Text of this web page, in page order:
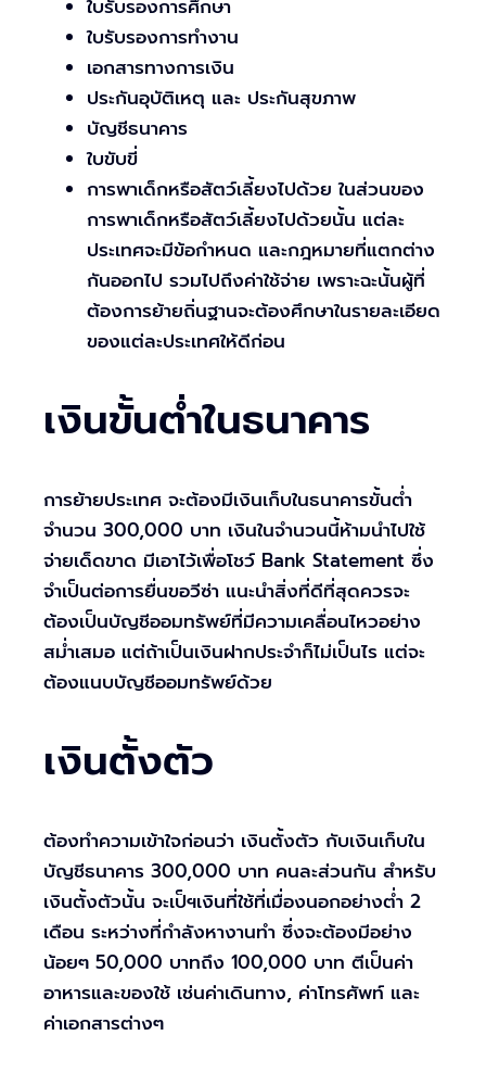
ใบรับรองการศึกษา
ใบรับรองการทำงาน
เอกสารทางการเงิน
ประกันอุบัติเหตุ และ ประกันสุขภาพ
บัญชีธนาคาร
ใบขับขี่
การพาเด็กหรือสัตว์เลี้ยงไปด้วย ในส่วนของ
การพาเด็กหรือสัตว์เลี้ยงไปด้วยนั้น แต่ละ
ประเทศจะมีข้อกำหนด และกฎหมายที่แตกต่าง
กันออกไป รวมไปถึงค่าใช้จ่าย เพราะฉะนั้นผู้ที่
ต้องการย้ายถิ่นฐานจะต้องศึกษาในรายละเอียด
ของแต่ละประเทศให้ดีก่อน
เงินขั้นต่ำในธนาคาร
การย้ายประเทศ จะต้องมีเงินเก็บในธนาคารขั้นต่ำ
จำนวน 300,000 บาท เงินในจำนวนนี้ห้ามนำไปใช้
จ่ายเด็ดขาด มีเอาไว้เพื่อโชว์ Bank Statement ซึ่ง
จำเป็นต่อการยื่นขอวีซ่า แนะนำสิ่งที่ดีที่สุดควรจะ
ต้องเป็นบัญชีออมทรัพย์ที่มีความเคลื่อนไหวอย่าง
สม่ำเสมอ แต่ถ้าเป็นเงินฝากประจำก็ไม่เป็นไร แต่จะ
ต้องแนบบัญชีออมทรัพย์ด้วย
เงินตั้งตัว
ต้องทำความเข้าใจก่อนว่า เงินตั้งตัว กับเงินเก็บใน
บัญชีธนาคาร 300,000 บาท คนละส่วนกัน สำหรับ
เงินตั้งตัวนั้น จะเป็ฯเงินที่ใช้ที่เมื่องนอกอย่างต่ำ 2
เดือน ระหว่างที่กำลังหางานทำ ซึ่งจะต้องมีอย่าง
น้อยๆ 50,000 บาทถึง 100,000 บาท ตีเป็นค่า
อาหารและของใช้ เช่นค่าเดินทาง, ค่าโทรศัพท์ และ
ค่าเอกสารต่างๆ